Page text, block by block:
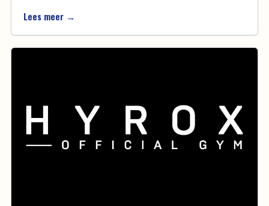
Lees meer →